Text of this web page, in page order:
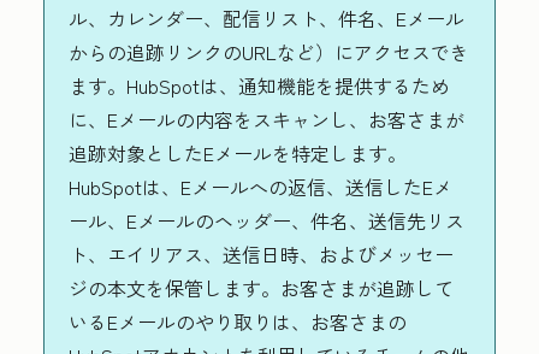
ル、カレンダー、配信リスト、件名、Eメール
からの追跡リンクのURLなど）にアクセスでき
ます。HubSpotは、通知機能を提供するため
に、Eメールの内容をスキャンし、お客さまが
追跡対象としたEメールを特定します。
HubSpotは、Eメールへの返信、送信したEメ
ール、Eメールのヘッダー、件名、送信先リス
ト、エイリアス、送信日時、およびメッセー
ジの本文を保管します。お客さまが追跡して
いるEメールのやり取りは、お客さまの